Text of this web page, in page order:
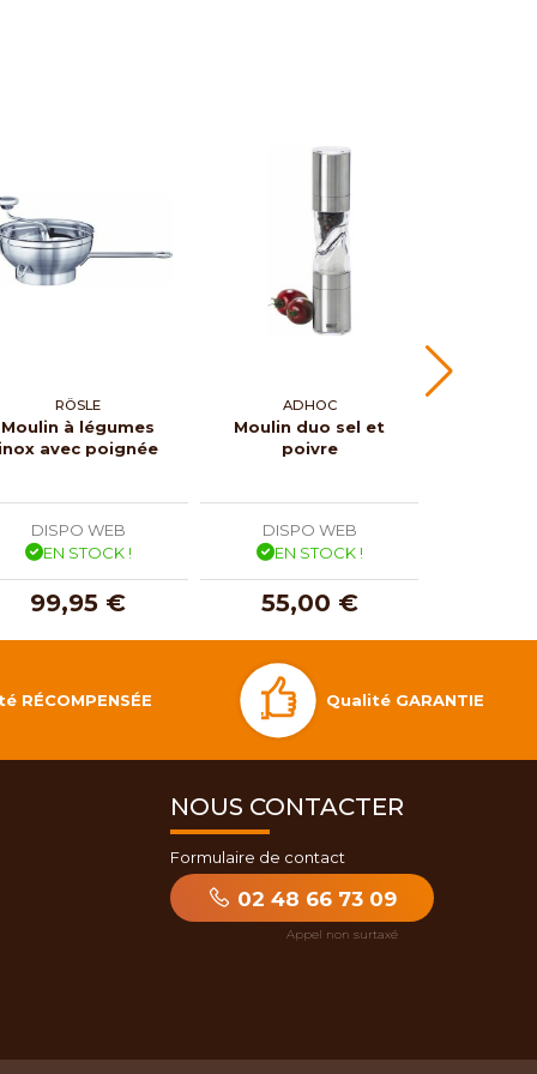
RÖSLE
Moulin à légumes
avec poignée
DISPO WEB
EN STOCK !
99,95 €
ADHOC
Moulin duo sel et
poivre
DISPO WEB
EN STOCK !
55,00 €
RÉCOMPENSÉE Qualité GARANTIE
NOUS CONTACTER
Formulaire de contact
02 48 66 73 09